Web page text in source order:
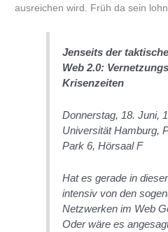
ausreichen wird. Früh da sein
Jenseits der
Web 2.0:
Krisenzeiten
Donnerstag, 18. Juni,
Universität Hamburg,
Park 6, Hörsaal F
Hat es gerade in
intensiv von den
Netzwerken im Web
Oder wäre es